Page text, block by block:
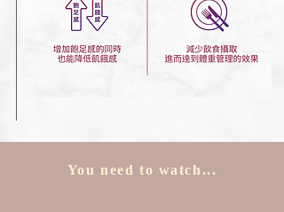
You need to watch...